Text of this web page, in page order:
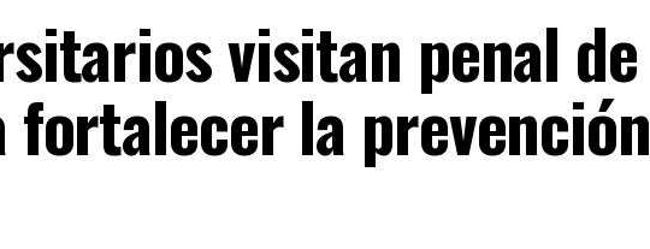
visitan penal de
fortalecer la prevención